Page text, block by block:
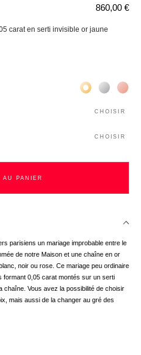
carat en serti invisible or jaune
860,00 €
Жёлтое золото
Белое
CHOISIR
CHOISIR
AU PANIER
parisiens un mariage improbable entre le
de notre Maison et une chaîne en or
noir ou rose. Ce mariage peu ordinaire
formant 0,05 carat montés sur un serti
chaîne. Vous avez la possibilité de choisir
mais aussi de la changer au gré des